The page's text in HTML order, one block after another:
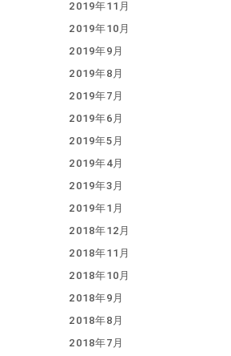
2019年11月
2019年10月
2019年9月
2019年8月
2019年7月
2019年6月
2019年5月
2019年4月
2019年3月
2019年1月
2018年12月
2018年11月
2018年10月
2018年9月
2018年8月
2018年7月